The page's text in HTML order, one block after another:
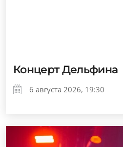
Концерт Дельфина
6 августа 2026, 19:30